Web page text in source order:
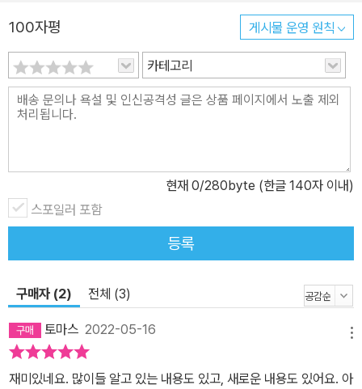
시되어 있고, 그에 맞는 점수도 표시되어 있어요. 친구들, 가족과 함께
누가누가 잘하나 시합할 수도 있어요. 물론 혼자 풀어도 상관없어요!
100자평 게시물 운영 원칙
카테고리
현재 0/280byte (한글 140자 이내)
스포일러 포함
등록
구매자 (2) 전체 (3)
토마스 2022-05-16
재미있네요. 많이들 알고 있는 내용도 있고, 새로운 내용도 있어요. 아